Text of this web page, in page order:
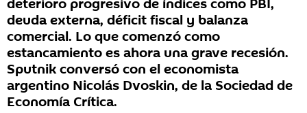
deterioro progresivo de índices como PBI,
deuda externa, déficit fiscal y balanza
comercial. Lo que comenzó como
estancamiento es ahora una grave recesión.
Sputnik conversó con el economista
argentino Nicolás Dvoskin, de la Sociedad de
Economía Crítica.